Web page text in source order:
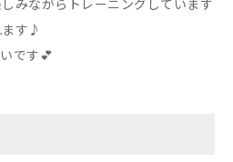
みながらトレーニングしています
す♪
です💕